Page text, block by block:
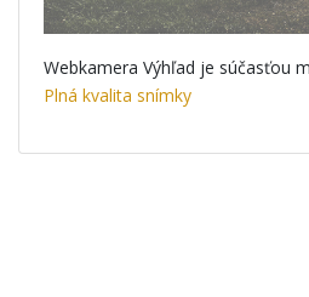
Webkamera Výhľad je súčasťou
Plná kvalita snímky